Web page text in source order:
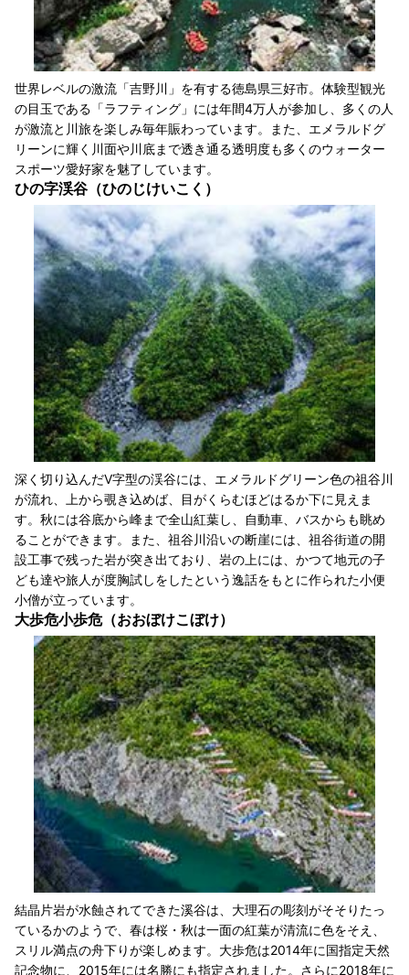
世界レベルの激流「吉野川」を有する徳島県三好市。体験型観光
の目玉である「ラフティング」には年間4万人が参加し、多くの人
が激流と川旅を楽しみ毎年賑わっています。また、エメラルドグ
リーンに輝く川面や川底まで透き通る透明度も多くのウォーター
スポーツ愛好家を魅了しています。
ひの字渓谷（ひのじけいこく）
深く切り込んだV字型の渓谷には、エメラルドグリーン色の祖谷川
が流れ、上から覗き込めば、目がくらむほどはるか下に見えま
す。秋には谷底から峰まで全山紅葉し、自動車、バスからも眺め
ることができます。また、祖谷川沿いの断崖には、祖谷街道の開
設工事で残った岩が突き出ており、岩の上には、かつて地元の子
ども達や旅人が度胸試しをしたという逸話をもとに作られた小便
小僧が立っています。
大歩危小歩危（おおぼけこぼけ）
結晶片岩が水蝕されてできた溪谷は、大理石の彫刻がそそりたっ
ているかのようで、春は桜・秋は一面の紅葉が清流に色をそえ、
スリル満点の舟下りが楽しめます。大歩危は2014年に国指定天然
記念物に、2015年には名勝にも指定されました。さらに2018年に